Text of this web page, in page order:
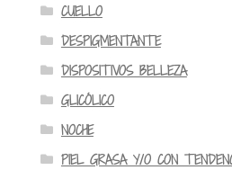
CUELLO
DESPIGMENTANTE
DISPOSITIVOS BELLEZA
GLICÓLICO
NOCHE
PIEL GRASA Y/O CON